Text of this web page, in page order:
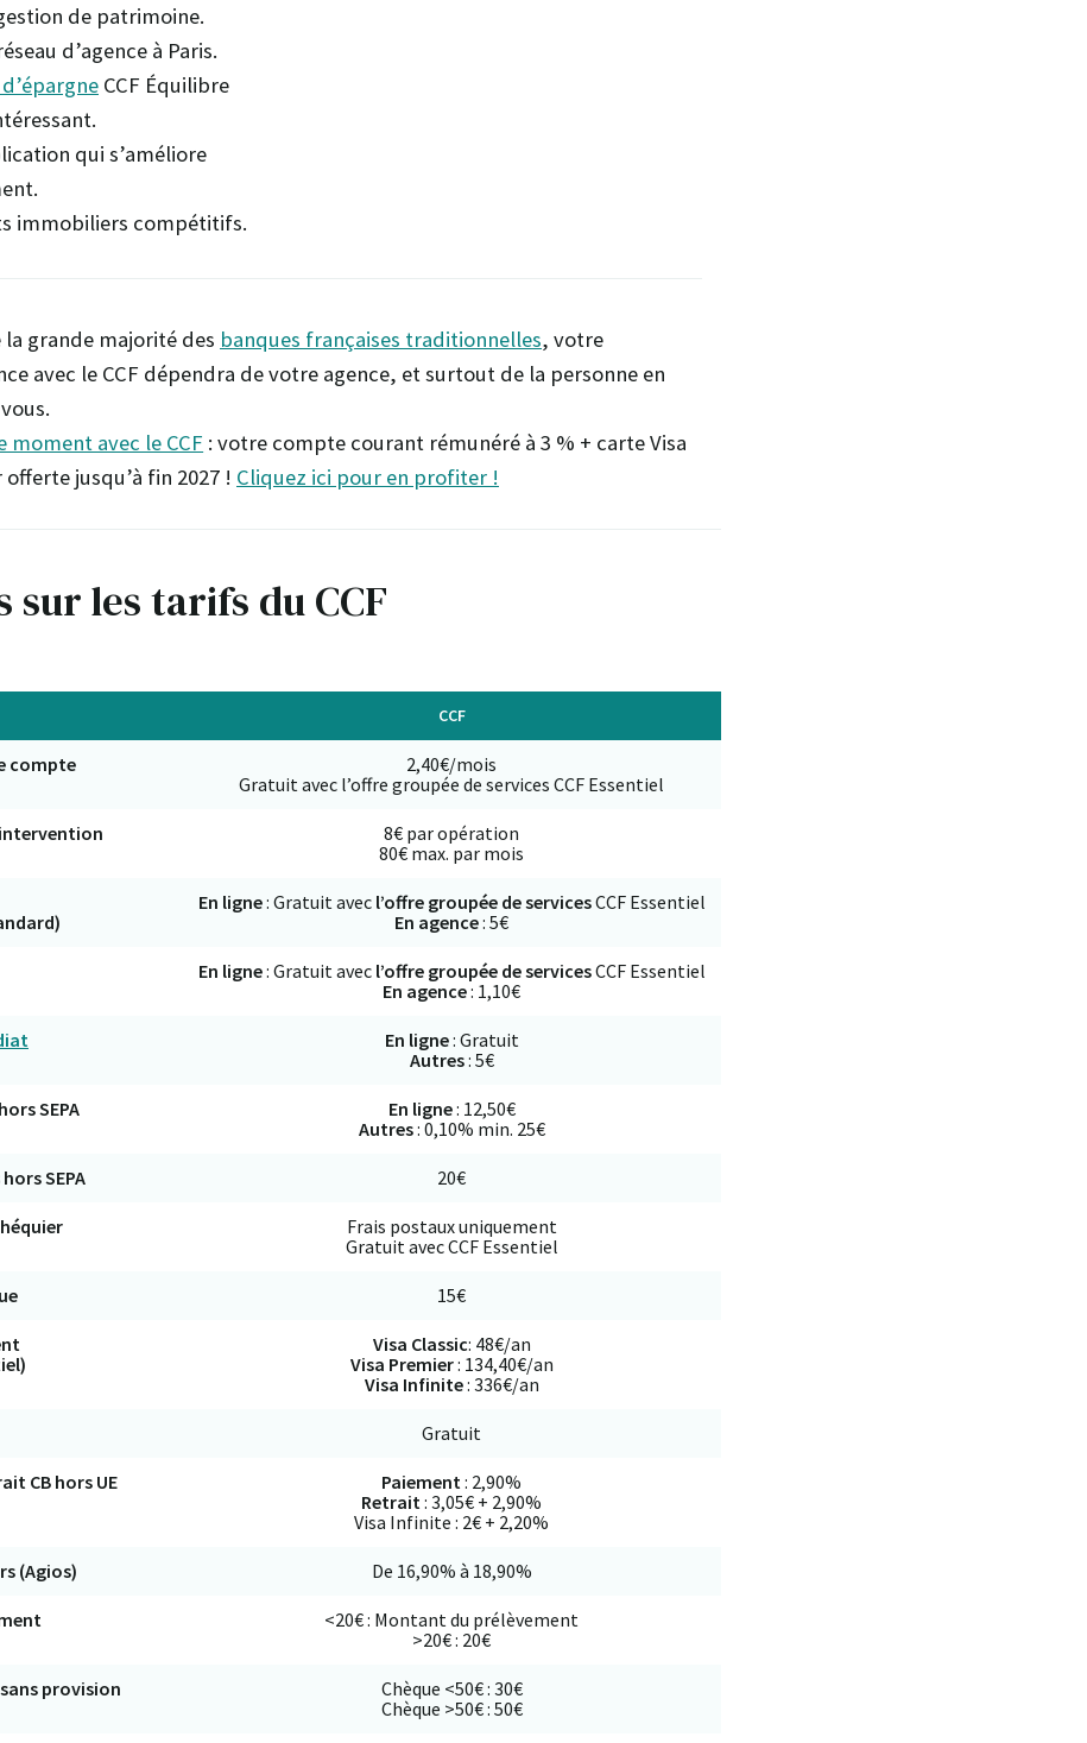
de patrimoine.
d’agence à Paris.
CCF Équilibre
qui s’améliore
immobiliers compétitifs.
la grande majorité des banques françaises traditionnelles, votre
avec le CCF dépendra de votre agence, et surtout de la personne en
moment avec le CCF : votre compte courant rémunéré à 3 % + carte Visa
offerte jusqu’à fin 2027 ! Cliquez ici pour en profiter !
sur les tarifs du CCF
CCF
compte
2,40€/mois
Gratuit avec l’offre groupée de services CCF Essentiel
8€ par opération
80€ max. par mois
En ligne: Gratuit avec l’offre groupée de servicesCCF Essentiel
En agence: 5€
En ligne: Gratuit avec l’offre groupée de servicesCCF Essentiel
En agence: 1,10€
En ligne: Gratuit
Autres: 5€
SEPA En ligne: 12,50€
Autres: 0,10% min. 25€
SEPA 20€
Frais postaux uniquement
Gratuit avec CCF Essentiel
15€
Visa Classic: 48€/an
Visa Premier: 134,40€/an
Visa Infinite: 336€/an
Gratuit
CB hors UE Paiement: 2,90%
Retrait: 3,05€ + 2,90%
Visa Infinite : 2€ + 2,20%
(Agios) De 16,90% à 18,90%
<20€ : Montant du prélèvement
>20€ : 20€
provision
Chèque <50€ : 30€
Chèque >50€ : 50€